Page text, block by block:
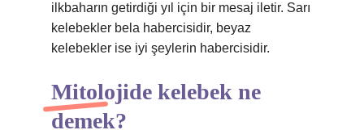
ilkbaharın getirdiği yıl için bir mesaj iletir. Sarı
kelebekler bela habercisidir, beyaz
kelebekler ise iyi şeylerin habercisidir.
Mitolojide kelebek ne
demek?